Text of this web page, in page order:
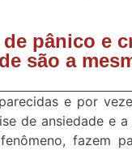
de pânico e
são a
e por
de ansiedade e
fazem